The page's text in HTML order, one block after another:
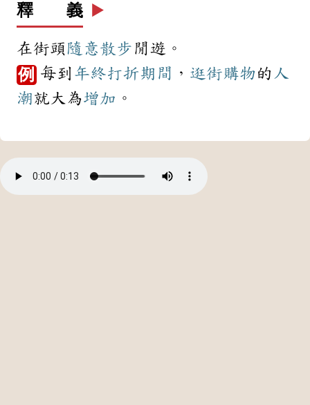
釋 義 ▶️
在街頭隨意散步 閒遊。
例 每到 年終打折期間 ， 逛街購物的 人
潮就大為增加 。